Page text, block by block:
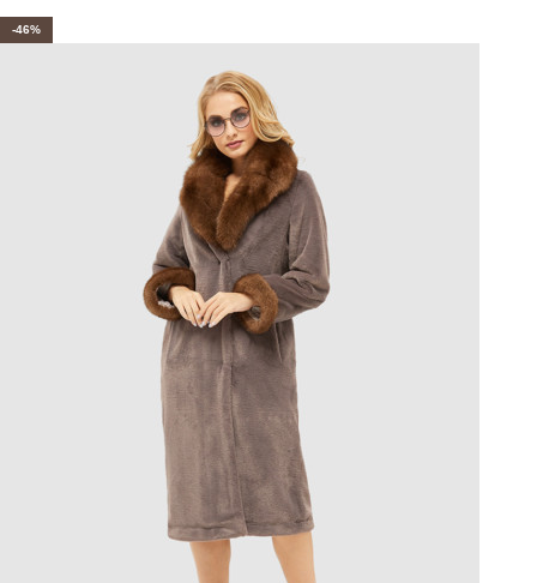
-46%